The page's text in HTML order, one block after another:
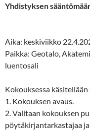
Yhdistyksen
Aika: keskiviikko
Paikka: Geotalo,
luentosali
Kokouksessa
1. Kokouksen avaus.
2. Valitaan kokouksen
pöytäkirjantarkastajaa